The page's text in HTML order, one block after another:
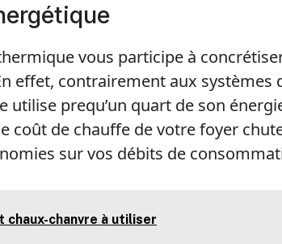
vous participe à
effet, contrairement aux systèmes
utilise prequ’un quart de son
coût de chauffe de votre foyer
sur vos débits de
chaux-chanvre à utiliser